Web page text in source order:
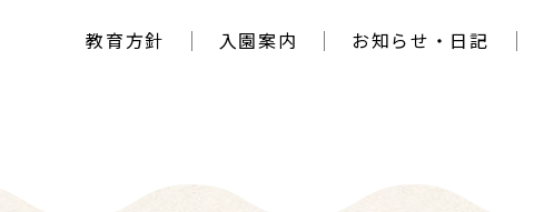
教育方針 入園案内 お知らせ・日記